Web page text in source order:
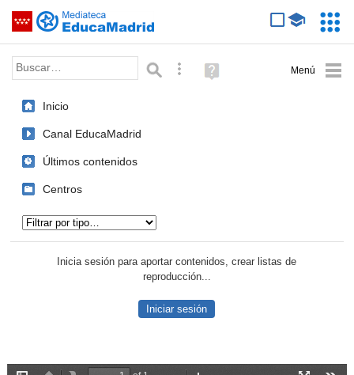
Saltar navegación
Palabra o frase: Búsqueda avanzada
Ayuda
(en
Inicio
Canal EducaMadrid
Últimos contenidos
Centros
Inicia sesión para aportar contenidos, crear listas de
reproducción...
Iniciar sesión